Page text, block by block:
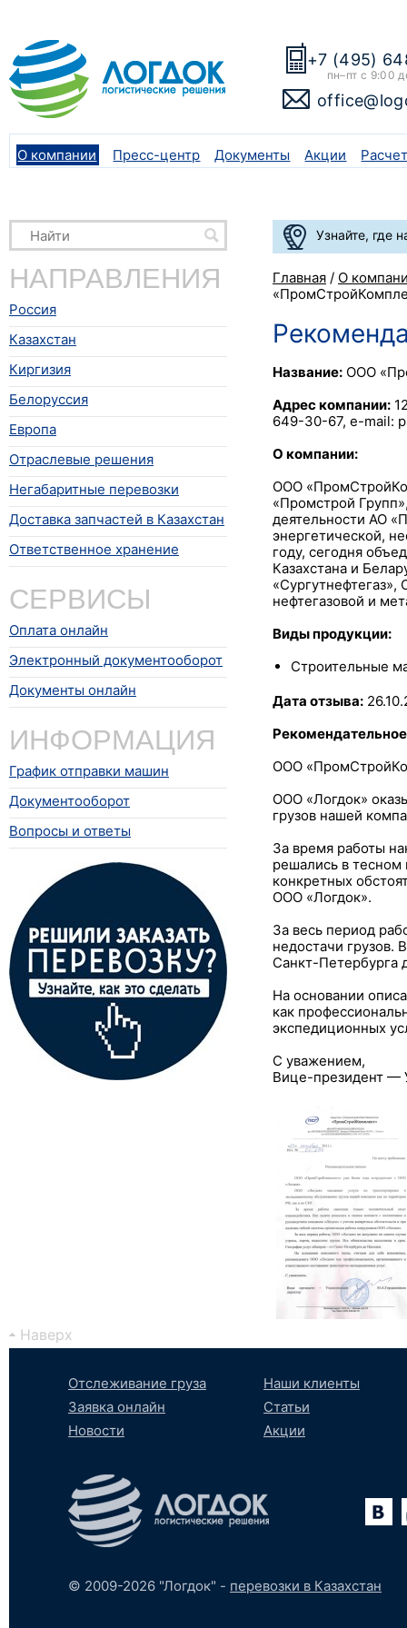
+7 (495)
пн–пт с 9:00
О компании Пресс-центр Документы Акции
НАПРАВЛЕНИЯ
Россия
Казахстан
Киргизия
Белоруссия
Европа
Отраслевые решения
Негабаритные перевозки
Доставка запчастей в Казахстан
Ответственное хранение
СЕРВИСЫ
Оплата онлайн
Электронный документооборот
Документы онлайн
ИНФОРМАЦИЯ
График отправки машин
Документооборот
Вопросы и ответы
Узнайте, где
Главная / О
Название: ООО
Адрес компании:
649-30-67, e-mail:
О компании:
ООО
«Промстрой
деятельности АО
энергетической,
году, сегодня
Казахстана и
нефтегазовой и
Виды продукции:
Строительные
Дата отзыва:
ООО
ООО «Логдок»
грузов нашей
За время работы
решались в тесном
конкретных
ООО «Логдок».
За весь период
недостачи грузов.
Санкт-Петербурга
На основании
как
экспедиционных
С уважением,
Вице-президент —
Наверх
Отслеживание груза
Заявка онлайн
Новости
Наши клиенты
Статьи
Акции
ВконтактеYouTubetumblr
SoundCloud
© 2009-2026 "Логдок" - перевозки в Казахстан